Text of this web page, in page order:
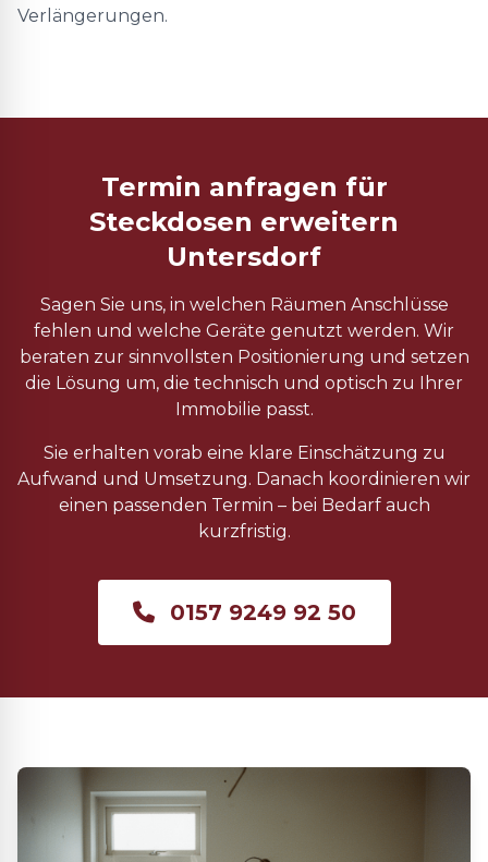
Verlängerungen.
Termin anfragen für
Steckdosen erweitern
Untersdorf
Sagen Sie uns, in welchen Räumen Anschlüsse
fehlen und welche Geräte genutzt werden. Wir
beraten zur sinnvollsten Positionierung und setzen
die Lösung um, die technisch und optisch zu Ihrer
Immobilie passt.
Sie erhalten vorab eine klare Einschätzung zu
Aufwand und Umsetzung. Danach koordinieren wir
einen passenden Termin – bei Bedarf auch
kurzfristig.
0157 9249 92 50